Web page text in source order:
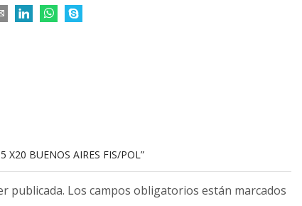
X20 BUENOS AIRES FIS/POL”
publicada. Los campos obligatorios están marcados